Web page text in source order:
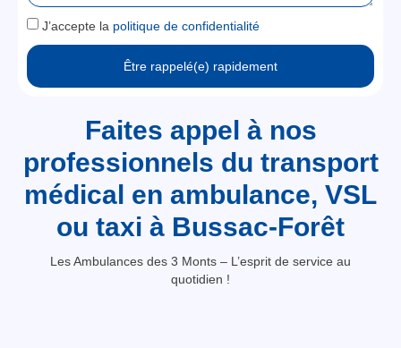
Faites appel à nos
professionnels du transport
médical en ambulance, VSL
ou taxi à Bussac-Forêt
Les Ambulances des 3 Monts – L’esprit de service au
quotidien !
J’accepte la politique de confidentialité
Être rappelé(e) rapidement